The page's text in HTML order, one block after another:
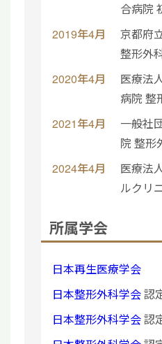
合病院
2019年4月
京都府
整形外
2020年4月
医療法
病院 整
2021年4月
一般社
院 整形
2024年4月
医療法
ルクリ
所属学会
日本再生医療学会
日本整形外科学会認
日本整形外科学会認